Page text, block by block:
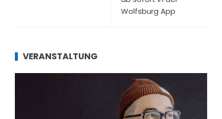
Wolfsburg App
VERANSTALTUNG